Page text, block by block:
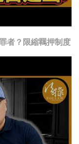
者？限縮羈押制度